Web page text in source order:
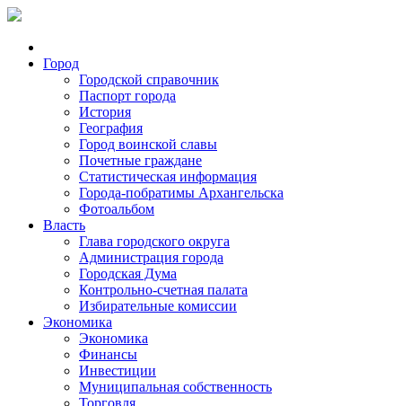
Город
Городской справочник
Паспорт города
История
География
Город воинской славы
Почетные граждане
Статистическая информация
Города-побратимы Архангельска
Фотоальбом
Власть
Глава городского округа
Администрация города
Городская Дума
Контрольно-счетная палата
Избирательные комиссии
Экономика
Экономика
Финансы
Инвестиции
Муниципальная собственность
Торговля